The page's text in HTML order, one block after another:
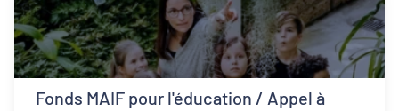
Fonds MAIF pour l'éducation / Appel à